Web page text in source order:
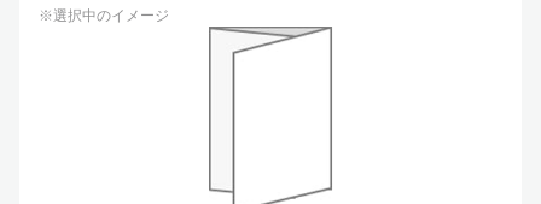
※選択中のイメージ